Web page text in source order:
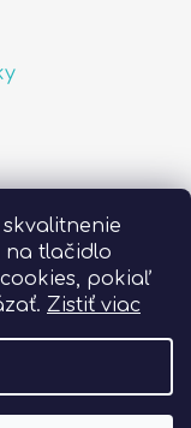
na tlačidlo
pokiaľ
Zistiť viac